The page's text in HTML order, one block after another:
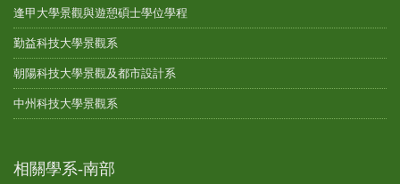
逢甲大學景觀與遊憩碩士學位學程
勤益科技大學景觀系
朝陽科技大學景觀及都市設計系
中州科技大學景觀系
相關學系-南部